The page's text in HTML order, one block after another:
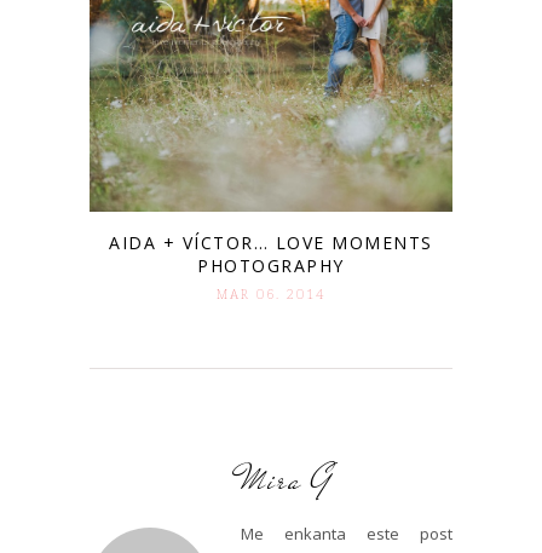
AIDA + VÍCTOR… LOVE MOMENTS
PHOTOGRAPHY
MAR 06. 2014
Mira G
Me enkanta este post